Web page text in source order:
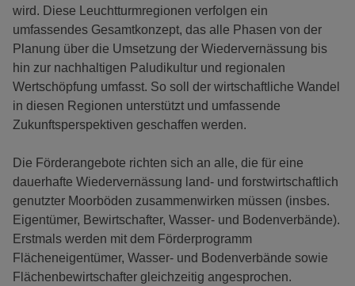
wird. Diese Leuchtturmregionen verfolgen ein
umfassendes Gesamtkonzept, das alle Phasen von der
Planung über die Umsetzung der Wiedervernässung bis
hin zur nachhaltigen Paludikultur und regionalen
Wertschöpfung umfasst. So soll der wirtschaftliche Wandel
in diesen Regionen unterstützt und umfassende
Zukunftsperspektiven geschaffen werden.
Die Förderangebote richten sich an alle, die für eine
dauerhafte Wiedervernässung land- und forstwirtschaftlich
genutzter Moorböden zusammenwirken müssen (insbes.
Eigentümer, Bewirtschafter, Wasser- und Bodenverbände).
Erstmals werden mit dem Förderprogramm
Flächeneigentümer, Wasser- und Bodenverbände sowie
Flächenbewirtschafter gleichzeitig angesprochen.